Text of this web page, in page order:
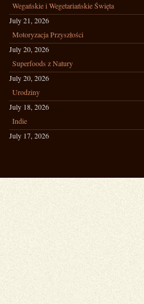
Wegańskie i Wegetariańskie Święta
July 21, 2026
Motoryzacja Przyszłości
July 20, 2026
Superfoods z Natury
July 20, 2026
Urodziny
July 18, 2026
Indie
July 17, 2026